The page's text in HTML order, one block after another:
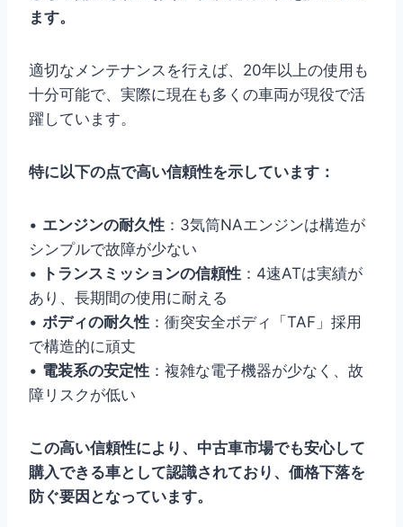
ます。
適切なメンテナンスを行えば、20年以上の使用も
十分可能で、実際に現在も多くの車両が現役で活
躍しています。
特に以下の点で高い信頼性を示しています：
• エンジンの耐久性 ：3気筒NAエンジンは構造が
シンプルで故障が少ない
•
トランスミッションの信頼性 ：4速ATは実績が
あり、長期間の使用に耐える
• ボディの耐久性 ：衝突安全ボディ「TAF」採用
で構造的に頑丈
• 電装系の安定性 ：複雑な電子機器が少なく、故
障リスクが低い
この高い信頼性により、中古車市場でも安心して
購入できる車として認識されており、価格下落を
防ぐ要因となっています。